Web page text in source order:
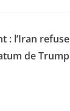
: l’Iran refuse
de Trump